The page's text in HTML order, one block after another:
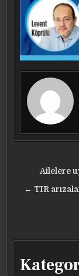
YazıAilelere
← TIR